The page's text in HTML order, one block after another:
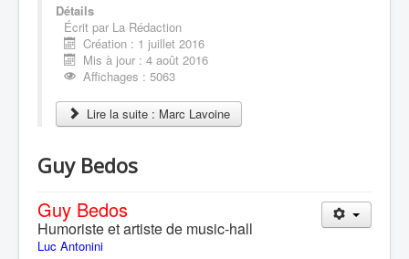
Détails
Écrit par La Rédaction
Création : 1 juillet 2016
Mis à jour : 4 août 2016
Affichages : 5063
Lire la suite : Marc Lavoine
Guy Bedos
Guy Bedos
Humoriste et artiste de music-hall
Luc Antonini